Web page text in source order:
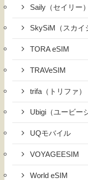
Saily（セイリー）
SkySiM（スカイ
TORA eSIM
TRAVeSIM
trifa（トリファ）
Ubigi（ユービー
UQモバイル
VOYAGEESIM
World eSIM